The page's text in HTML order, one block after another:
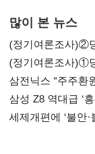
많이 본 뉴스
(정기여론조사)②
(정기여론조사)①
지지도 '50% 아래
삼전닉스 “주주환
보내
삼성 Z8 역대급 ‘
대전’
세제개편에 ‘불안